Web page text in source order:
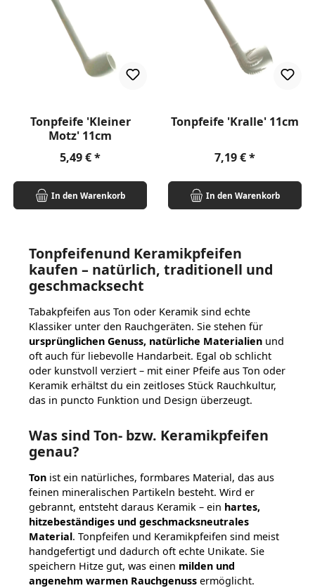
Tonpfeife 'Kleiner
Motz' 11cm
Regulärer Preis:
5,49 €
In den Warenkorb
Tonpfeife 'Kralle' 11cm
Regulärer Preis:
7,19 €
In den Warenkorb
Tonpfeifenund Keramikpfeifen
kaufen – natürlich, traditionell und
geschmacksecht
Tabakpfeifen aus Ton oder Keramik sind echte
Klassiker unter den Rauchgeräten. Sie stehen für
ursprünglichen Genuss, natürliche Materialien und
oft auch für liebevolle Handarbeit. Egal ob schlicht
oder kunstvoll verziert – mit einer Pfeife aus Ton oder
Keramik erhältst du ein zeitloses Stück Rauchkultur,
das in puncto Funktion und Design überzeugt.
Was sind Ton- bzw. Keramikpfeifen
genau?
Ton ist ein natürliches, formbares Material, das aus
feinen mineralischen Partikeln besteht. Wird er
gebrannt, entsteht daraus Keramik – ein hartes,
hitzebeständiges und geschmacksneutrales
Material. Tonpfeifen und Keramikpfeifen sind meist
handgefertigt und dadurch oft echte Unikate. Sie
speichern Hitze gut, was einen milden und
angenehm warmen Rauchgenuss ermöglicht.